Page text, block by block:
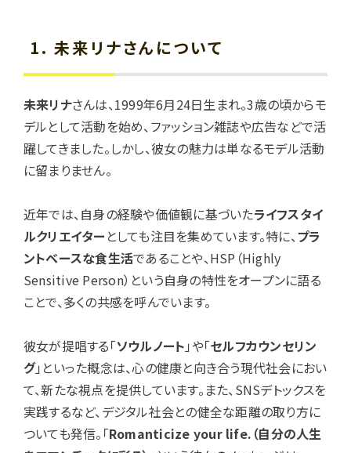
1. 未来リナさんについて
未来リナさんは、1999年6月24日生まれ。3歳の頃からモ
デルとして活動を始め、ファッション雑誌や広告などで活
躍してきました。しかし、彼女の魅力は単なるモデル活動
に留まりません。
近年では、自身の経験や価値観に基づいたライフスタイ
ルクリエイター としても注目を集めています。特に、プラ
ントベースな食生活であることや、HSP（Highly
Sensitive Person）という自身の特性をオープンに語る
ことで、多くの共感を呼んでいます。
彼女が提唱する「ソウルノート 」や「セルフカウンセリン
グ」といった概念は、心の健康と向き合う現代社会におい
て、新たな視点を提供しています。また、SNSデトックスを
実践するなど、デジタル社会との健全な距離の取り方に
ついても発信。「Romanticize your life.（自分の人生